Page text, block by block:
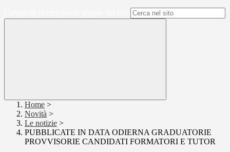
Home >
Novità >
Le notizie >
PUBBLICATE IN DATA ODIERNA GRADUATORIE
PROVVISORIE CANDIDATI FORMATORI E TUTOR